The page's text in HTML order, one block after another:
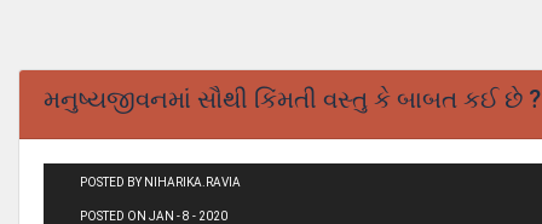
મનુષ્યજીવનમાં સૌથી કિંમતી વસ્તુ કે બાબત કઈ છે ?
POSTED BY NIHARIKA.RAVIA
POSTED ON JAN - 8 - 2020